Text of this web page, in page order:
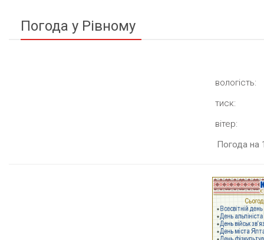
Погода у Рівному
вологість:
тиск:
вітер:
Погода на